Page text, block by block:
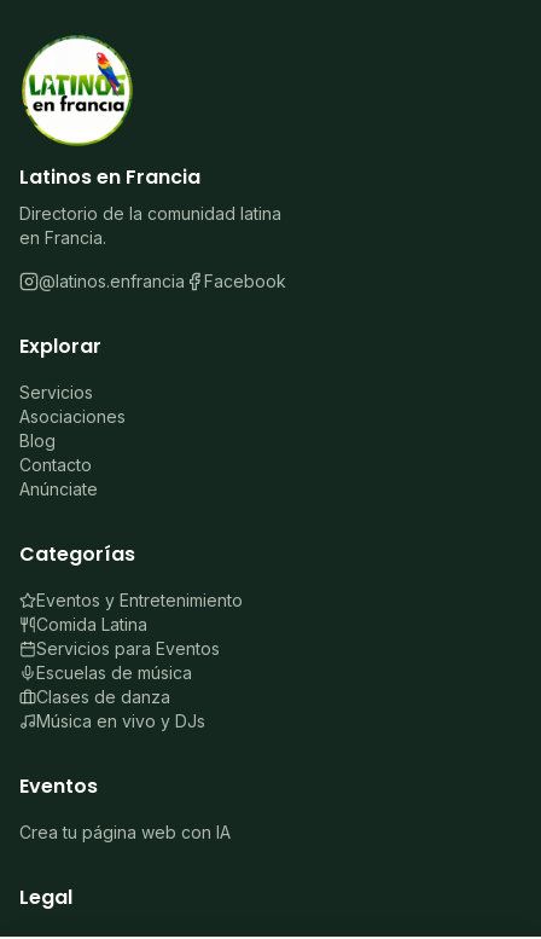
Latinos en Francia
Directorio de la comunidad latina
en Francia.
@latinos.enfrancia Facebook
Explorar
Servicios
Asociaciones
Blog
Contacto
Anúnciate
Categorías
Eventos y Entretenimiento
Comida Latina
Servicios para Eventos
Escuelas de música
Clases de danza
Música en vivo y DJs
Eventos
Crea tu página web con IA
Legal